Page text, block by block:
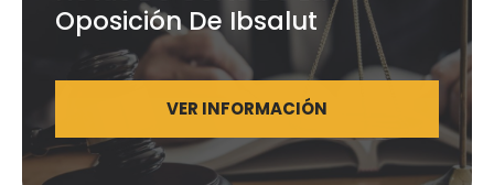
Oposición De Ibsalut
VER INFORMACIÓN